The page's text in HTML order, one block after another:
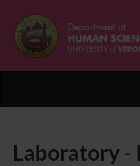
Laboratory -